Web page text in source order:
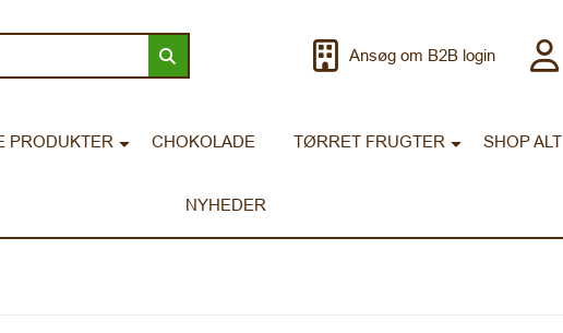
Ansøg om B2B login
PRODUKTER CHOKOLADE TØRRET FRUGTER SHOP ALT
NYHEDER